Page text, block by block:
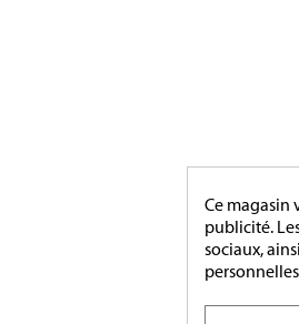
Ce magasin
publicité.
sociaux,